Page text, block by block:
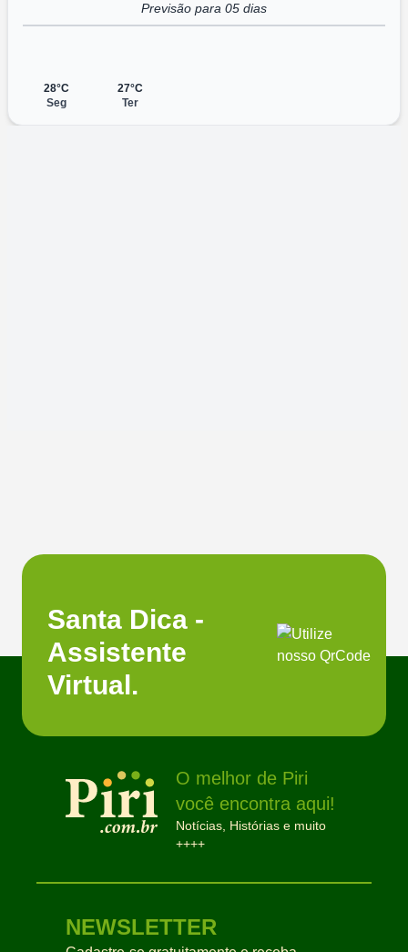
Previsão para 05 dias
28°C
Seg
27°C
Ter
Santa Dica -
Assistente
Virtual.
O melhor de Piri
você encontra aqui!
Notícias, Histórias e muito
++++
NEWSLETTER